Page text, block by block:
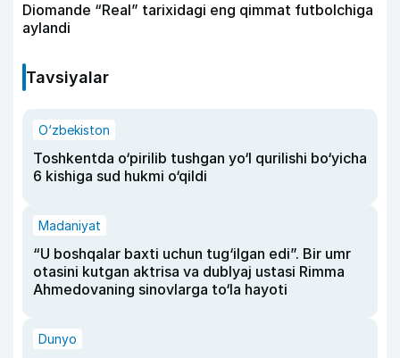
Diomande “Real” tarixidagi eng qimmat futbolchiga
aylandi
Tavsiyalar
O‘zbekiston
Toshkentda o‘pirilib tushgan yo‘l qurilishi bo‘yicha
6 kishiga sud hukmi o‘qildi
Madaniyat
“U boshqalar baxti uchun tug‘ilgan edi”. Bir umr
otasini kutgan aktrisa va dublyaj ustasi Rimma
Ahmedovaning sinovlarga to‘la hayoti
Dunyo